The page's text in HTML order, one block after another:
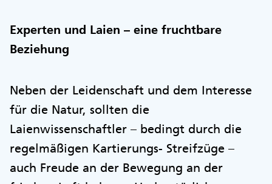
Experten und Laien – eine fruchtbare
Beziehung
Neben der Leidenschaft und dem Interesse
für die Natur, sollten die
Laienwissenschaftler – bedingt durch die
regelmäßigen Kartierungs- Streifzüge –
auch Freude an der Bewegung an der